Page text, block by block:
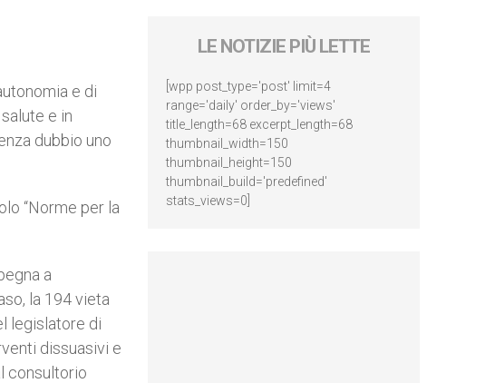
e di
e in
dubbio uno
“Norme per la
a
la 194 vieta
legislatore di
dissuasivi e
consultorio
LE NOTIZIE PIÙ LETTE
[wpp post_type='post' limit=4
range='daily' order_by='views'
title_length=68 excerpt_length=68
thumbnail_width=150
thumbnail_height=150
thumbnail_build='predefined'
stats_views=0]